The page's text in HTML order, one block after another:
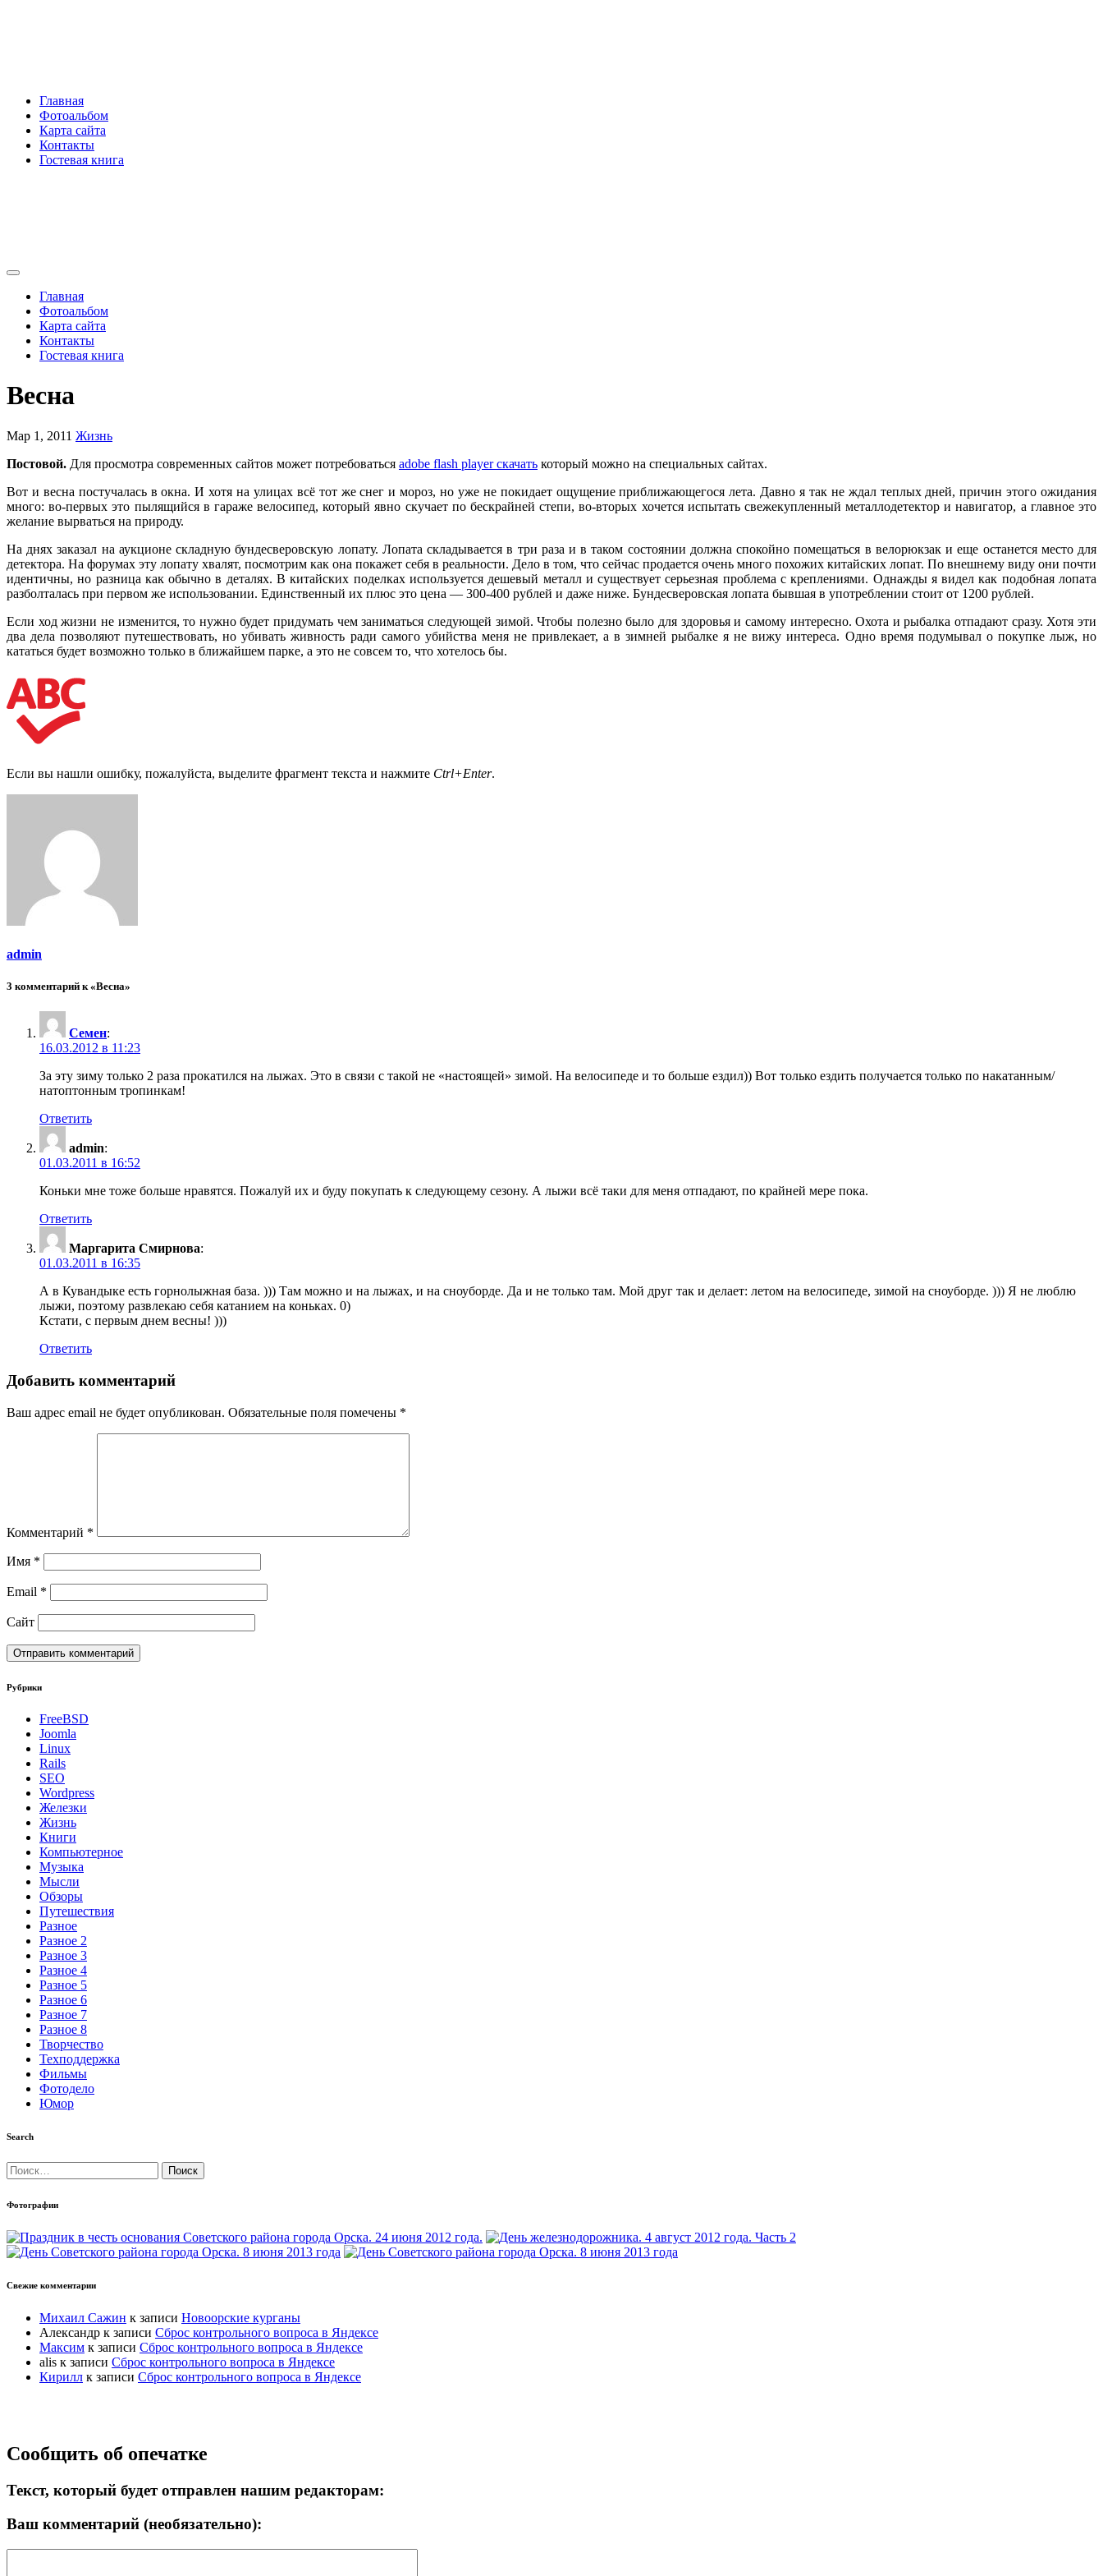
Главная
Фотоальбом
Карта сайта
Контакты
Гостевая книга
Главная
Фотоальбом
Карта сайта
Контакты
Гостевая книга
Весна
Мар 1, 2011 Жизнь
Постовой. Для просмотра современных сайтов может потребоваться adobe flash player скачать который можно на специальных сайтах.
Вот и весна постучалась в окна. И хотя на улицах всё тот же снег и мороз, но уже не покидает ощущение приближающегося лета. Давно я так не ждал теплых дней, причин этого ожидания
много: во-первых это пылящийся в гараже велосипед, который явно скучает по бескрайней степи, во-вторых хочется испытать свежекупленный металлодетектор и навигатор, а главное это
желание вырваться на природу.
На днях заказал на аукционе складную бундесверовскую лопату. Лопата складывается в три раза и в таком состоянии должна спокойно помещаться в велорюкзак и еще останется место для
детектора. На форумах эту лопату хвалят, посмотрим как она покажет себя в реальности. Дело в том, что сейчас продается очень много похожих китайских лопат. По внешнему виду они почти
идентичны, но разница как обычно в деталях. В китайских поделках используется дешевый металл и существует серьезная проблема с креплениями. Однажды я видел как подобная лопата
разболталась при первом же использовании. Единственный их плюс это цена — 300-400 рублей и даже ниже. Бундесверовская лопата бывшая в употреблении стоит от 1200 рублей.
Если ход жизни не изменится, то нужно будет придумать чем заниматься следующей зимой. Чтобы полезно было для здоровья и самому интересно. Охота и рыбалка отпадают сразу. Хотя эти
два дела позволяют путешествовать, но убивать живность ради самого убийства меня не привлекает, а в зимней рыбалке я не вижу интереса. Одно время подумывал о покупке лыж, но
кататься будет возможно только в ближайшем парке, а это не совсем то, что хотелось бы.
Если вы нашли ошибку, пожалуйста, выделите фрагмент текста и нажмите Ctrl+Enter.
admin
3 комментарий к «Весна»
Семен:
16.03.2012 в 11:23
За эту зиму только 2 раза прокатился на лыжах. Это в связи с такой не «настоящей» зимой. На велосипеде и то больше ездил)) Вот только ездить получается только по накатанным/
натоптонным тропинкам!
Ответить
admin:
01.03.2011 в 16:52
Коньки мне тоже больше нравятся. Пожалуй их и буду покупать к следующему сезону. А лыжи всё таки для меня отпадают, по крайней мере пока.
Ответить
Маргарита Смирнова:
01.03.2011 в 16:35
А в Кувандыке есть горнолыжная база. ))) Там можно и на лыжах, и на сноуборде. Да и не только там. Мой друг так и делает: летом на велосипеде, зимой на сноуборде. ))) Я не люблю
лыжи, поэтому развлекаю себя катанием на коньках. 0)
Кстати, с первым днем весны! )))
Ответить
Добавить комментарий
Ваш адрес email не будет опубликован. Обязательные поля помечены *
Комментарий *
Имя *
Email *
Сайт
Рубрики
FreeBSD
Joomla
Linux
Rails
SEO
Wordpress
Железки
Жизнь
Книги
Компьютерное
Музыка
Мысли
Обзоры
Путешествия
Разное
Разное 2
Разное 3
Разное 4
Разное 5
Разное 6
Разное 7
Разное 8
Творчество
Техподдержка
Фильмы
Фотодело
Юмор
Search
Найти:
Фотографии
Свежие комментарии
Михаил Сажин к записи Новоорские курганы
Александр к записи Сброс контрольного вопроса в Яндексе
Максим к записи Сброс контрольного вопроса в Яндексе
alis к записи Сброс контрольного вопроса в Яндексе
Кирилл к записи Сброс контрольного вопроса в Яндексе
Прокрутка
вверх
Сообщить об опечатке
Текст, который будет отправлен нашим редакторам:
Ваш комментарий (необязательно):